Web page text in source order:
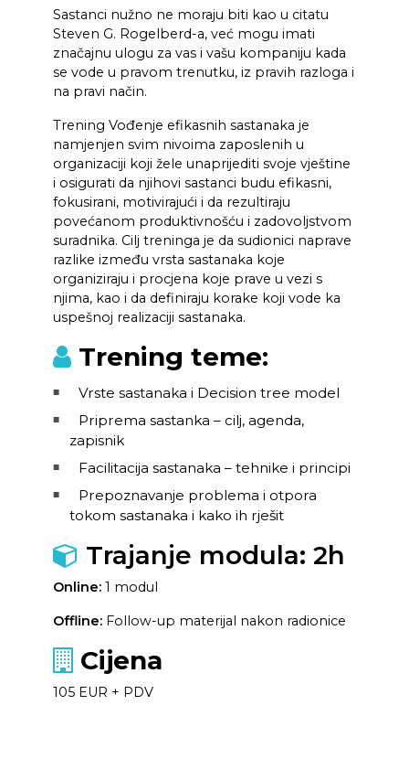
Sastanci nužno ne moraju biti kao u citatu
Steven G. Rogelberd-a, već mogu imati
značajnu ulogu za vas i vašu kompaniju kada
se vode u pravom trenutku, iz pravih razloga i
na pravi način.
Trening Vođenje efikasnih sastanaka je
namjenjen svim nivoima zaposlenih u
organizaciji koji žele unaprijediti svoje vještine
i osigurati da njihovi sastanci budu efikasni,
fokusirani, motivirajući i da rezultiraju
povećanom produktivnošću i zadovoljstvom
suradnika. Cilj treninga je da sudionici naprave
razlike između vrsta sastanaka koje
organiziraju i procjena koje prave u vezi s
njima, kao i da definiraju korake koji vode ka
uspešnoj realizaciji sastanaka.
Trening teme:
Vrste sastanaka i Decision tree model
Priprema sastanka – cilj, agenda,
zapisnik
Facilitacija sastanaka – tehnike i principi
Prepoznavanje problema i otpora
tokom sastanaka i kako ih rješit
Trajanje modula: 2h
Online:1 modul
Offline:Follow-up materijal nakon radionice
Cijena
105 EUR + PDV